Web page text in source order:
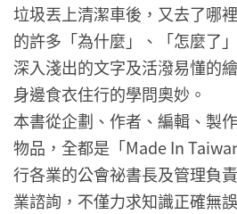
垃圾丟上清潔車後，又去了
的許多「為什麼」、「怎麼了
深入淺出的文字及活潑易懂的
身邊食衣住行的學問奧妙。
本書從企劃、作者、編輯、製
物品，全都是「Made In
行各業的公會祕書長及管理負
業諮詢，不僅力求知識正確無